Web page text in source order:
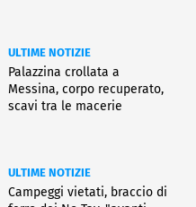
ULTIME NOTIZIE
Palazzina crollata a
Messina, corpo recuperato,
scavi tra le macerie
ULTIME NOTIZIE
Campeggi vietati, braccio di